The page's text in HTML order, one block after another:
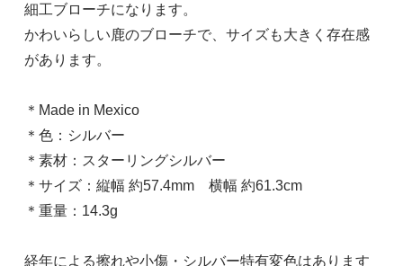
細工ブローチになります。
かわいらしい鹿のブローチで、サイズも大きく存在感
があります。
＊Made in Mexico
＊色：シルバー
＊素材：スターリングシルバー
＊サイズ：縦幅 約57.4mm 横幅 約61.3cm
＊重量：14.3g
経年による擦れや小傷・シルバー特有変色はあります